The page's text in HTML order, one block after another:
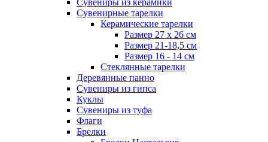
Сувениры из керамики
Сувенирные тарелки
Керамические тарелки
Размер 27 х 26 см
Размер 21-18,5 см
Размер 16 - 14 см
Стеклянные тарелки
Деревянные панно
Сувениры из гипса
Куклы
Сувениры из туфа
Флаги
Брелки